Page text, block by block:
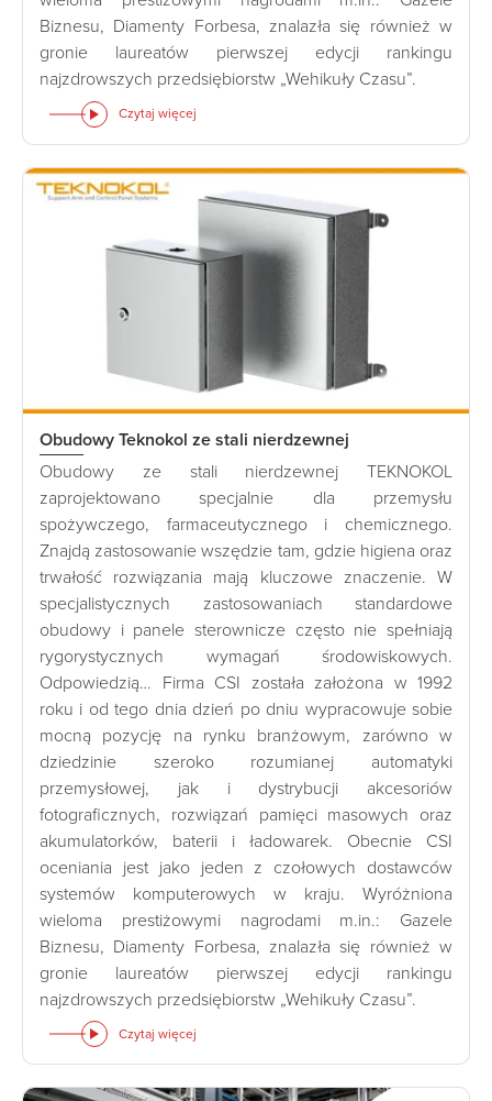
Biznesu, Diamenty Forbesa, znalazła się również w
gronie laureatów pierwszej edycji rankingu
najzdrowszych przedsiębiorstw „Wehikuły Czasu”.
Czytaj więcej
Obudowy Teknokol ze stali nierdzewnej
Obudowy ze stali nierdzewnej TEKNOKOL
zaprojektowano specjalnie dla przemysłu
spożywczego, farmaceutycznego i chemicznego.
Znajdą zastosowanie wszędzie tam, gdzie higiena oraz
trwałość rozwiązania mają kluczowe znaczenie. W
specjalistycznych zastosowaniach standardowe
obudowy i panele sterownicze często nie spełniają
rygorystycznych wymagań środowiskowych.
Odpowiedzią… Firma CSI została założona w 1992
roku i od tego dnia dzień po dniu wypracowuje sobie
mocną pozycję na rynku branżowym, zarówno w
dziedzinie szeroko rozumianej automatyki
przemysłowej, jak i dystrybucji akcesoriów
fotograficznych, rozwiązań pamięci masowych oraz
akumulatorków, baterii i ładowarek. Obecnie CSI
oceniania jest jako jeden z czołowych dostawców
systemów komputerowych w kraju. Wyróżniona
wieloma prestiżowymi nagrodami m.in.: Gazele
Biznesu, Diamenty Forbesa, znalazła się również w
gronie laureatów pierwszej edycji rankingu
najzdrowszych przedsiębiorstw „Wehikuły Czasu”.
Czytaj więcej